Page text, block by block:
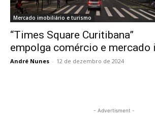
Mercado imobiliário e turismo
“Times Square Curitibana”
empolga comércio e
André Nunes - 12 de dezembro de 2024
- Advertisment -